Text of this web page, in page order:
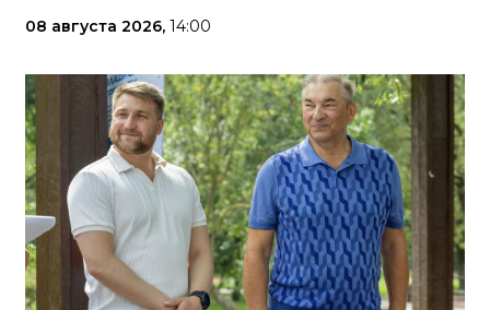
08 августа 2026, 14:00